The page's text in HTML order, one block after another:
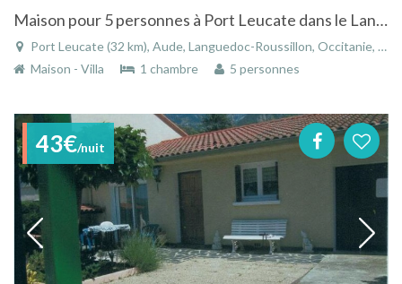
Maison pour 5 personnes à Port Leucate dans le Languedoc-Roussillon
Port Leucate (32 km), Aude, Languedoc-Roussillon, Occitanie, France
Maison - Villa
1 chambre 5 personnes
43€/nuit